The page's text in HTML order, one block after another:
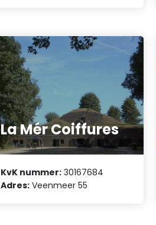
La Mér Coiffures
KvK nummer: 30167684
Adres: Veenmeer 55